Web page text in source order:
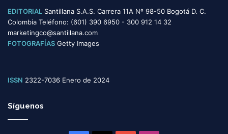
EDITORIAL Santillana S.A.S. Carrera 11A Nº 98-50 Bogotá D. C.
Colombia Teléfono: (601) 390 6950 - 300 912 14 32
marketingco@santillana.com
FOTOGRAFÍAS Getty Images
ISSN 2322-7036 Enero de 2024
Síguenos